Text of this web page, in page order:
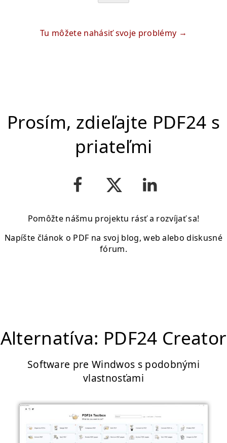
Tu môžete nahásiť svoje problémy
Prosím, zdieľajte PDF24 s
priateľmi
Pomôžte nášmu projektu rásť a rozvíjať sa!
Napíšte článok o PDF na svoj blog, web alebo diskusné
fórum.
Alternatíva: PDF24 Creator
Software pre Windwos s podobnými
vlastnosťami